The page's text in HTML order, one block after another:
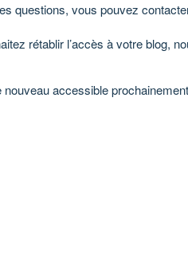
questions, vous pouvez
rétablir l’accès à votre blog,
accessible